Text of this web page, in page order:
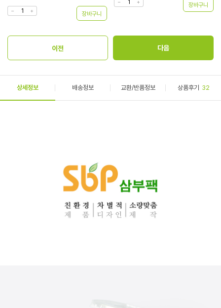
상세정보 배송정보 교환/반품정보 상품후기 32